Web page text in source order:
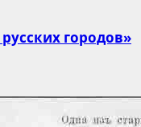
городов»